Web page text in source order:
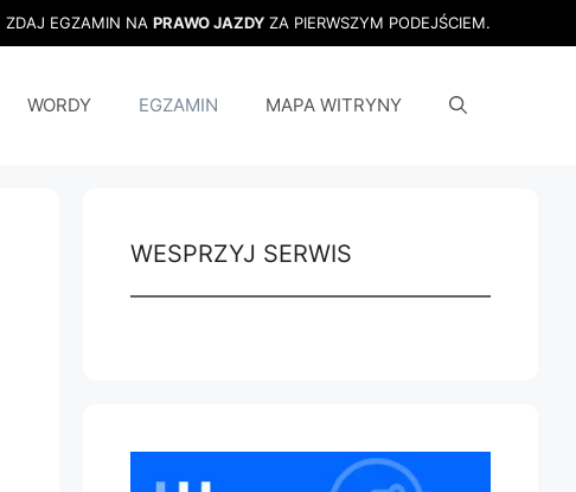
ZDAJ EGZAMIN NA PRAWO JAZDY ZA PIERWSZYM PODEJŚCIEM.
WORDY EGZAMIN MAPA WITRYNY
WESPRZYJ SERWIS